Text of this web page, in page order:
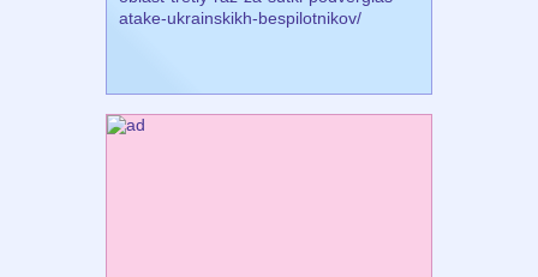
atake-ukrainskikh-bespilotnikov/